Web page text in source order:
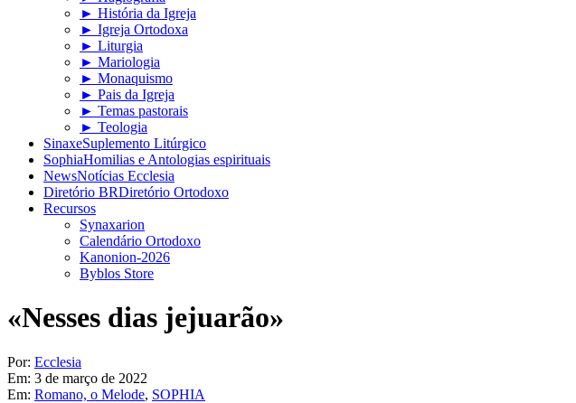
► História da Igreja
► Igreja Ortodoxa
► Liturgia
► Mariologia
► Monaquismo
► Pais da Igreja
► Temas pastorais
► Teologia
SinaxeSuplemento Litúrgico
SophiaHomilias e Antologias espirituais
NewsNotícias Ecclesia
Diretório BRDiretório Ortodoxo
Recursos
Synaxarion
Calendário Ortodoxo
Kanonion-2026
Byblos Store
«Nesses dias jejuarão»
Por: Ecclesia
Em: 3 de março de 2022
Em: Romano, o Melode, SOPHIA